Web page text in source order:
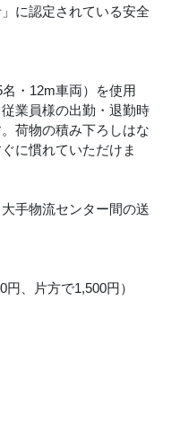
に認定されている安全
・12m車両）を使用
業員様の出勤・退勤時
荷物の積み下ろしはな
に慣れていただけま
手物流センター間の送
、片方で1,500円）